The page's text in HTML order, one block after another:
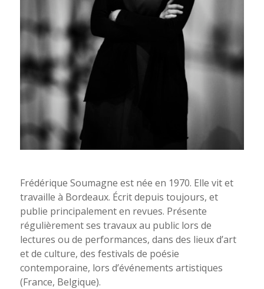
Frédérique Soumagne est née en 1970. Elle vit et
travaille à Bordeaux. Écrit depuis toujours, et
publie principalement en revues. Présente
régulièrement ses travaux au public lors de
lectures ou de performances, dans des lieux d’art
et de culture, des festivals de poésie
contemporaine, lors d’événements artistiques
(France, Belgique).